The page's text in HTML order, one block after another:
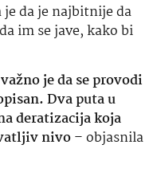
da je najbitnije da
im se jave, kako bi
je da se provodi
Dva puta u
deratizacija koja
nivo– objasnila